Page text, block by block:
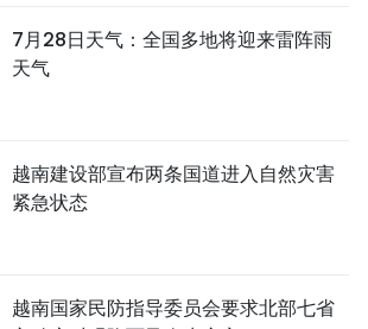
7月28日天气：全国多地将迎来雷阵雨
天气
越南建设部宣布两条国道进入自然灾害
紧急状态
越南国家民防指导委员会要求北部七省